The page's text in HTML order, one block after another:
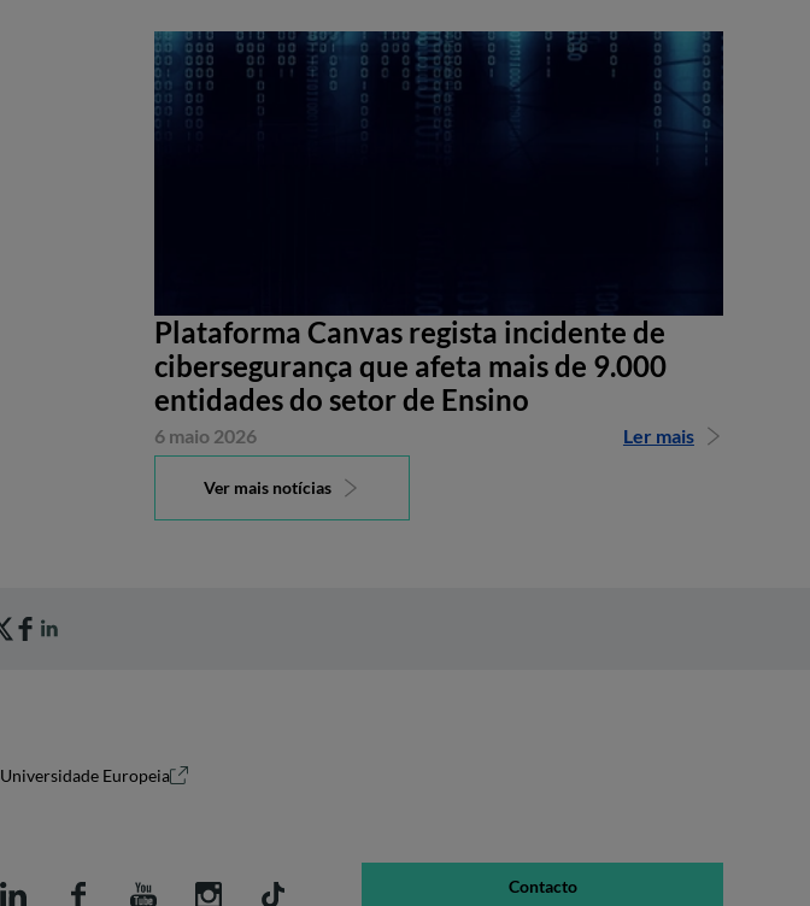
Plataforma Canvas regista incidente de
cibersegurança que afeta mais de 9.000
entidades do setor de Ensino
6 maio 2026 Ler mais
Ver mais notícias
Universidade Europeia
Contacto